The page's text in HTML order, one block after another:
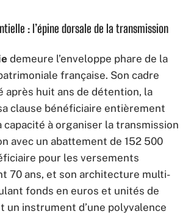
: l’épine dorsale de la transmission
demeure l’enveloppe phare de la
française. Son cadre
après huit ans de détention, la
clause bénéficiaire entièrement
capacité à organiser la transmission
avec un abattement de 152 500
pour les versements
70 ans, et son architecture multi-
fonds en euros et unités de
un instrument d’une polyvalence